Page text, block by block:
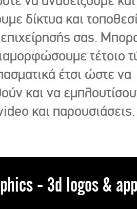
δίκτυα και
σας.
τέτοιο
έτσι ώστε να
και να
και παρουσιάσεις.
- 3d logos &